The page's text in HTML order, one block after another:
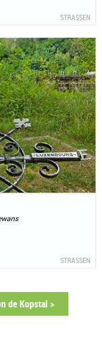
STRASSEN
STRASSEN
de Kopstal >